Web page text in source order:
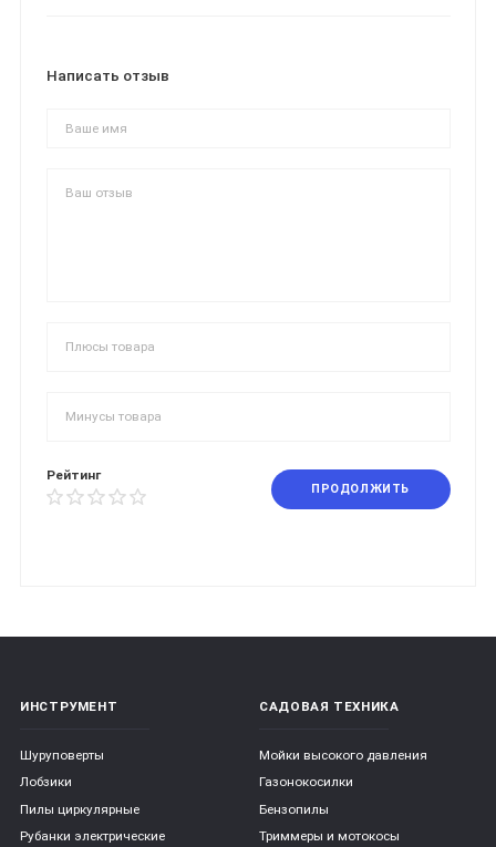
Написать отзыв
Рейтинг
ПРОДОЛЖИТЬ
ИНСТРУМЕНТ
Шуруповерты
Лобзики
Пилы циркулярные
Рубанки электрические
САДОВАЯ ТЕХНИКА
Мойки высокого давления
Газонокосилки
Бензопилы
Триммеры и мотокосы